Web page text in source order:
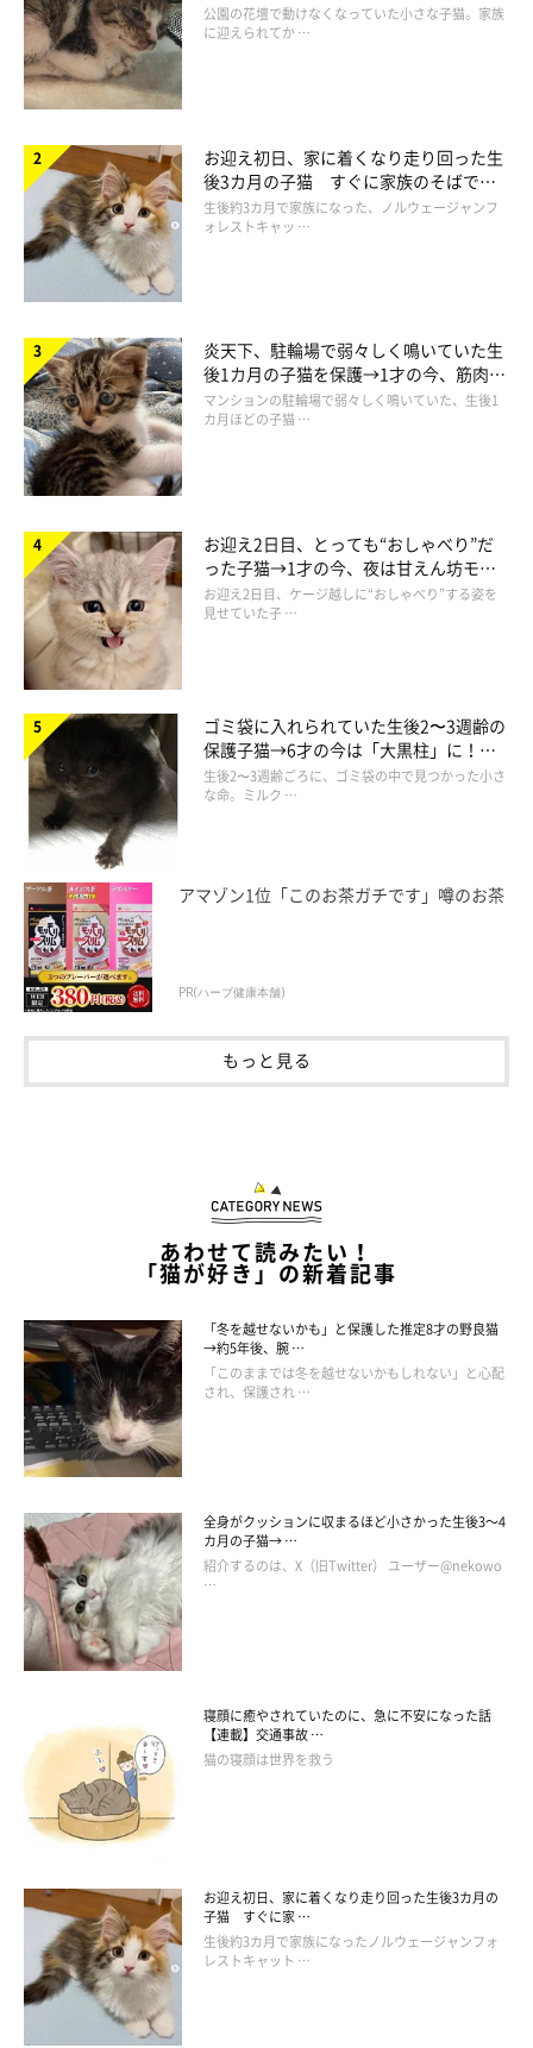
@monacat1129
家に来てからのモナちゃんは、脚が1本ないことを感じさせない
元気っぷりで、持ち前の明るさで家を温かい空気感にしてくれて
モナちゃんはどんなコ？
@monacat1129
モナちゃんの性格はとても優しくて賢く、飼い主さんいわく
っても猫らしい、最高のツンデレさん」
いつも大好きなお兄ちゃんのベッドで一緒に寝ていますが、お兄
ちゃんのいびきがうるさいときや、次男が寝られないときには、
次男のベッドに行って寄り添ってくれるのだとか。
そんなモナちゃんの様子を見た飼い主さんは、
の育児を手伝ってくれているかのような、不思議な瞬間が多々あ
ります」
と話します。
と“姉妹”のような関係に
公園の花壇で動けなくなっていた小さな子猫。家族
に迎えられてか …
お迎え初日、家に着くなり走り回った生
後3カ月の子猫 すぐに家族のそばで落
ち着く姿に「迎えてよかった」
生後約3カ月で家族になった、ノルウェージャンフ
ォレストキャッ …
炎天下、駐輪場で弱々しく鳴いていた生
後1カ月の子猫を保護→1才の今、筋肉質
でツンデレなコに成長
マンションの駐輪場で弱々しく鳴いていた、生後1
カ月ほどの子猫 …
お迎え2日目、とっても“おしゃべり”だ
った子猫→1才の今、夜は甘えん坊モー
ドになるコに成長！
お迎え2日目、ケージ越しに“おしゃべり”する姿を
見せていた子 …
ゴミ袋に入れられていた生後2〜3週齢の
保護子猫→6才の今は「大黒柱」に！
美しい黒猫に成長した姿にグッとくる
生後2〜3週齢ごろに、ゴミ袋の中で見つかった小さ
な命。ミルク …
アマゾン1位「このお茶ガチです」噂のお茶
PR(ハーブ健康本舗)
もっと見る
あわせて読みたい！
「猫が好き」の新着記事
「冬を越せないかも」と保護した推定8才の野良猫
→約5年後、腕 …
「このままでは冬を越せないかもしれない」と心配
され、保護され …
全身がクッションに収まるほど小さかった生後3～4
カ月の子猫→ …
紹介するのは、X（旧Twitter） ユーザー@nekowo
…
寝顔に癒やされていたのに、急に不安になった話
【連載】交通事故 …
猫の寝顔は世界を救う
お迎え初日、家に着くなり走り回った生後3カ月の
子猫 すぐに家 …
生後約3カ月で家族になったノルウェージャンフォ
レストキャット …